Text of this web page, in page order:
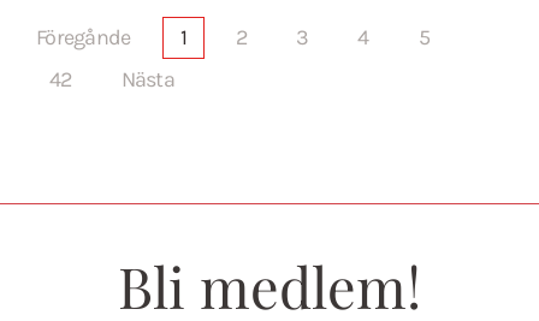
Föregånde 1 2 3 4
5
42
Nästa
Bli medlem!